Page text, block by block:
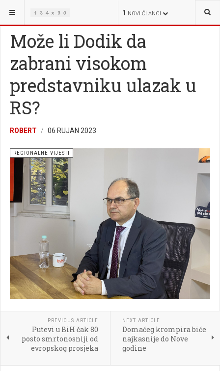
1 NOVI ČLANCI
NALAZITE SE OVDJE: REGIONALNE VIJESTI
Može li Dodik da
zabrani visokom
predstavniku ulazak u
RS?
ROBERT 06 RUJAN 2023
REGIONALNE VIJESTI
PREVIOUS ARTICLE
Putevi u BiH čak 80
posto smrtonosniji od
evropskog prosjeka
NEXT ARTICLE
Domaćeg krompira biće
najkasnije do Nove
godine